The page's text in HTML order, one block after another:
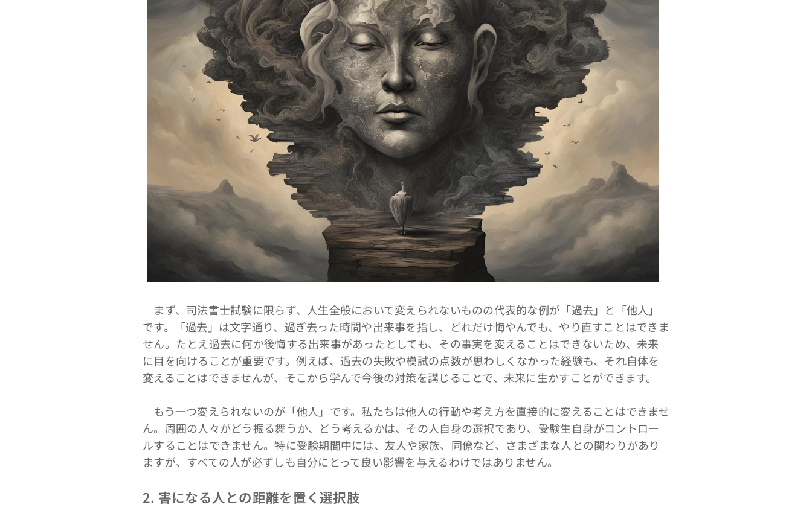
まず、司法書士試験に限らず、人生全般において変えられないものの代表的な例が「過去」と「他人」
です。「過去」は文字通り、過ぎ去った時間や出来事を指し、どれだけ悔やんでも、やり直すことはできま
せん。たとえ過去に何か後悔する出来事があったとしても、その事実を変えることはできないため、未来
に目を向けることが重要です。例えば、過去の失敗や模試の点数が思わしくなかった経験も、それ自体を
変えることはできませんが、そこから学んで今後の対策を講じることで、未来に生かすことができます。
もう一つ変えられないのが「他人」です。私たちは他人の行動や考え方を直接的に変えることはできませ
ん。周囲の人々がどう振る舞うか、どう考えるかは、その人自身の選択であり、受験生自身がコントロー
ルすることはできません。特に受験期間中には、友人や家族、同僚など、さまざまな人との関わりがあり
ますが、すべての人が必ずしも自分にとって良い影響を与えるわけではありません。
2. 害になる人との距離を置く選択肢